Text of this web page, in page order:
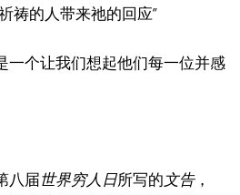
祷的人带来祂的回应”
一个让我们想起他们每一位并感
八届世界穷人日所写的文告，